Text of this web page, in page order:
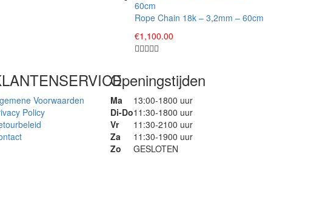
Rope Chain 18k – 3,2mm – 60cm
€1,100.00
Voorwaarden
Policy
Openingstijden
Ma
13:00-1800 uur
Di-Do11:30-1800 uur
Vr
11:30-2100 uur
Za
11:30-1900 uur
Zo
GESLOTEN